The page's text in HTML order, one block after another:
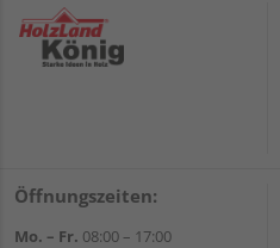
Öffnungszeiten:
Mo. – Fr. 08:00 – 17:00